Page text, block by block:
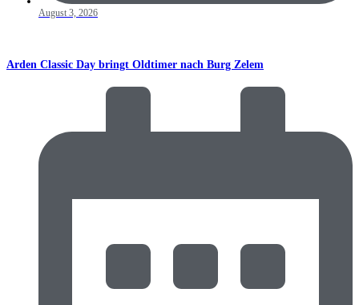
August 3, 2026
Arden Classic Day bringt Oldtimer nach Burg Zelem